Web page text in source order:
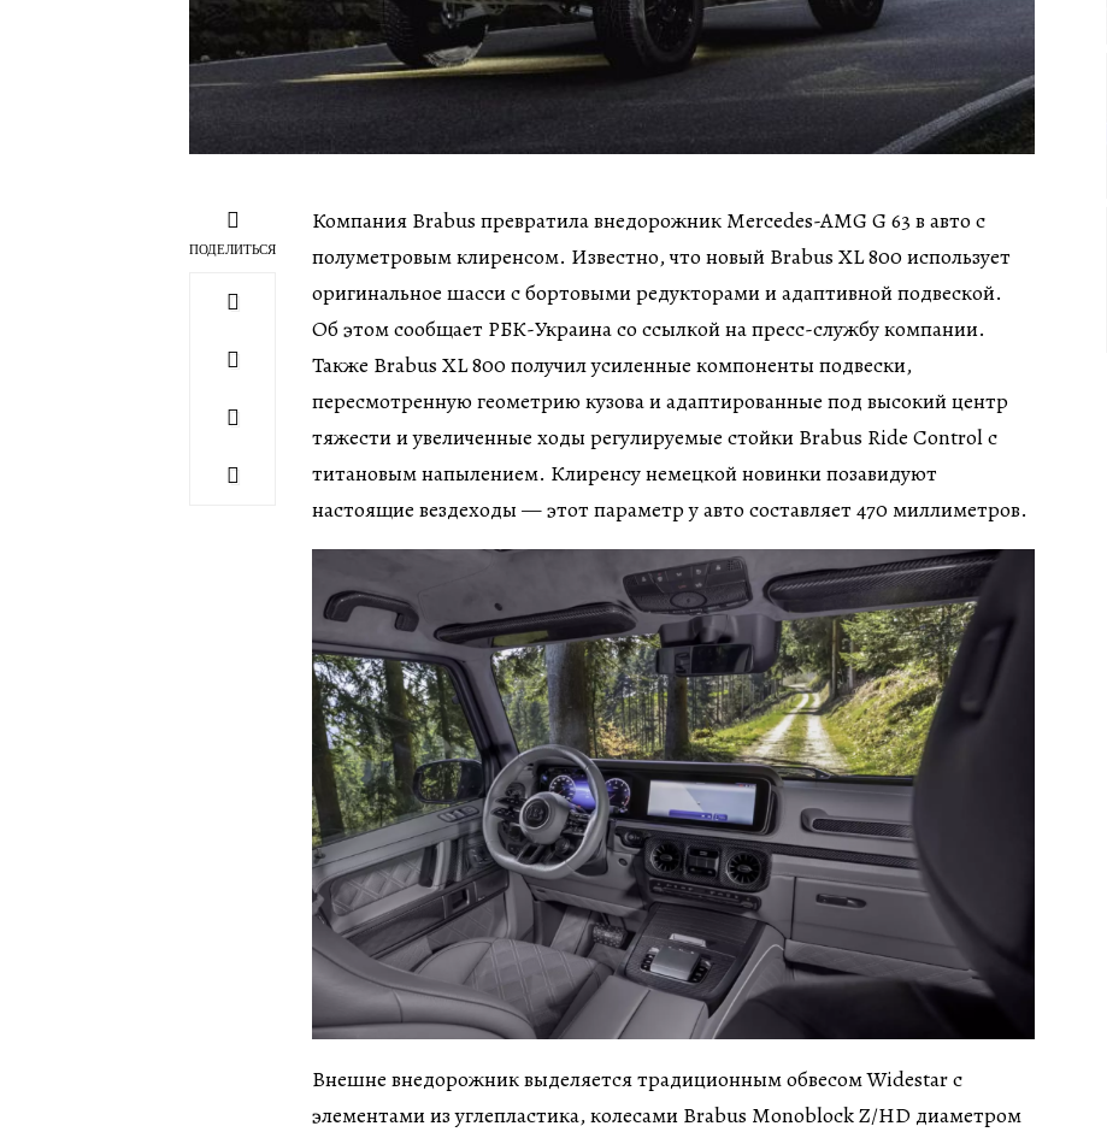
ПОДЕЛИТЬСЯ
Компания Brabus превратила внедорожник Mercedes-AMG G 63 в авто с
полуметровым клиренсом. Известно, что новый Brabus XL 800 использует
оригинальное шасси с бортовыми редукторами и адаптивной подвеской.
Об этом сообщает РБК-Украина со ссылкой на пресс-службу компании.
Также Brabus XL 800 получил усиленные компоненты подвески,
пересмотренную геометрию кузова и адаптированные под высокий центр
тяжести и увеличенные ходы регулируемые стойки Brabus Ride Control с
титановым напылением. Клиренсу немецкой новинки позавидуют
настоящие вездеходы — этот параметр у авто составляет 470 миллиметров.
Внешне внедорожник выделяется традиционным обвесом Widestar с
элементами из углепластика, колесами Brabus Monoblock Z/HD диаметром